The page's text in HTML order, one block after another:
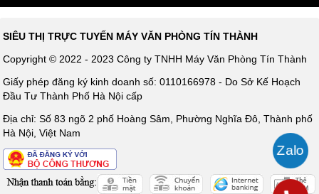
SIÊU THỊ TRỰC TUYẾN MÁY VĂN PHÒNG TÍN THÀNH
Copyright © 2022 - 2023 Công ty TNHH Máy Văn Phòng Tín Thành
Giấy phép đăng ký kinh doanh số: 0110166978 - Do Sở Kế Hoạch
Đầu Tư Thành Phố Hà Nội cấp
Địa chỉ: Số 83 ngõ 2 phố Hoàng Sâm, Phường Nghĩa Đô, Thành phố
Hà Nội, Việt Nam